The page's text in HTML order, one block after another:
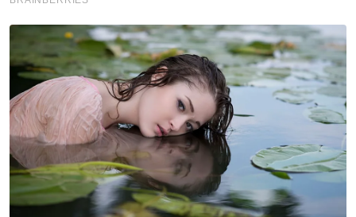
Artikel Disyorkan
Semasa
Enam individu direman
seminggu bantu siasatan kes
culik
Semasa